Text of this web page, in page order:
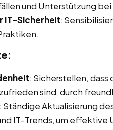
und Unterstützung
IT-Sicherheit:
: Sicherstellen,
sind, durch
: Ständige Aktualisierung
IT-Trends, um effektive